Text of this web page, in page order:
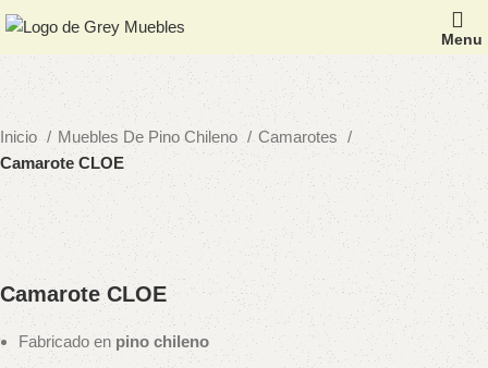
Menu
Inicio Muebles De Pino Chileno
Camarotes
Camarote CLOE
Camarote CLOE
Fabricado enpino chileno